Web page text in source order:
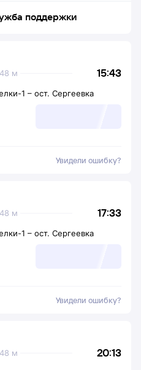
поддержки
15:43
48 м
1 – ост. Сергеевка
Увидели ошибку?
17:33
48 м
1 – ост. Сергеевка
Увидели ошибку?
20:13
48 м